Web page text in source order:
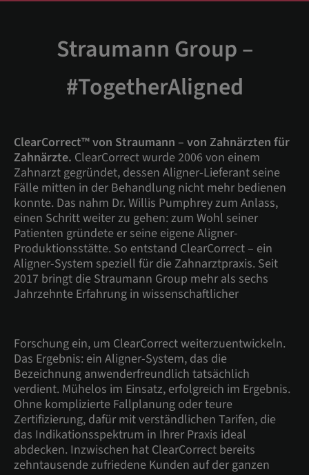
Straumann Group –
#TogetherAligned
ClearCorrect™ von Straumann – von Zahnärzten für
Zahnärzte. ClearCorrect wurde 2006 von einem
Zahnarzt gegründet, dessen Aligner-Lieferant seine
Fälle mitten in der Behandlung nicht mehr bedienen
konnte. Das nahm Dr. Willis Pumphrey zum Anlass,
einen Schritt weiter zu gehen: zum Wohl seiner
Patienten gründete er seine eigene Aligner-
Produktionsstätte. So entstand ClearCorrect – ein
Aligner-System speziell für die Zahnarztpraxis. Seit
2017 bringt die Straumann Group mehr als sechs
Jahrzehnte Erfahrung in wissenschaftlicher
Forschung ein, um ClearCorrect weiterzuentwickeln.
Das Ergebnis: ein Aligner-System, das die
Bezeichnung anwenderfreundlich tatsächlich
verdient. Mühelos im Einsatz, erfolgreich im Ergebnis.
Ohne komplizierte Fallplanung oder teure
Zertifizierung, dafür mit verständlichen Tarifen, die
das Indikationsspektrum in Ihrer Praxis ideal
abdecken. Inzwischen hat ClearCorrect bereits
zehntausende zufriedene Kunden auf der ganzen